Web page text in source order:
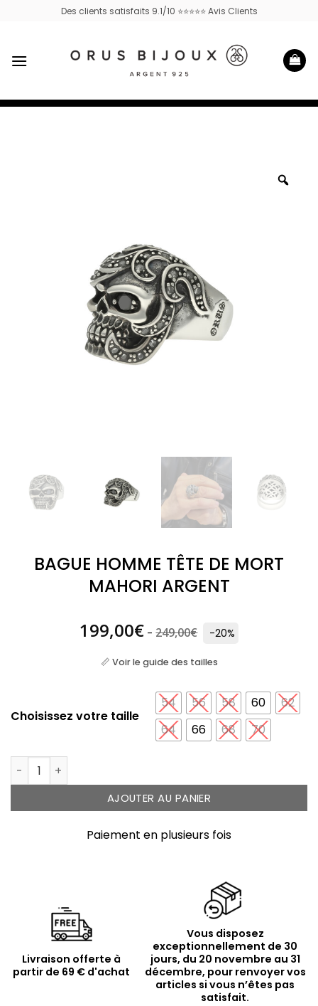
Des clients satisfaits 9.1/10 ⭐⭐⭐⭐⭐ Avis Clients
BAGUE HOMME TÊTE DE MORT
MAHORI ARGENT
199,00€ -249,00€ -20%
📏 Voir le guide des tailles
Choisissez votre taille
54 56 58 60
62
64
66 68 70
quantité de Bague homme tête de Mort Mahori
AJOUTER AU PANIER
Paiement en plusieurs fois
Livraison offerte à
partir de 69 € d'achat
Vous disposez
exceptionnellement de 30
jours, du 20 novembre au 31
décembre, pour renvoyer vos
articles si vous n’êtes pas
satisfait.